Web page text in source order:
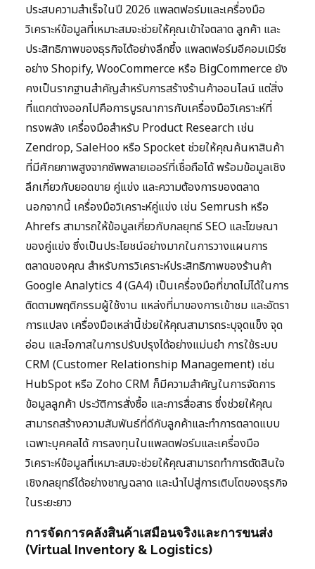
ประสบความสำเร็จในปี 2026 แพลตฟอร์มและเครื่องมือ
วิเคราะห์ข้อมูลที่เหมาะสมจะช่วยให้คุณเข้าใจตลาด ลูกค้า และ
ประสิทธิภาพของธุรกิจได้อย่างลึกซึ้ง แพลตฟอร์มอีคอมเมิร์ซ
อย่าง Shopify, WooCommerce หรือ BigCommerce ยัง
คงเป็นรากฐานสำคัญสำหรับการสร้างร้านค้าออนไลน์ แต่สิ่ง
ที่แตกต่างออกไปคือการบูรณาการกับเครื่องมือวิเคราะห์ที่
ทรงพลัง เครื่องมือสำหรับ Product Research เช่น
Zendrop, SaleHoo หรือ Spocket ช่วยให้คุณค้นหาสินค้า
ที่มีศักยภาพสูงจากซัพพลายเออร์ที่เชื่อถือได้ พร้อมข้อมูลเชิง
ลึกเกี่ยวกับยอดขาย คู่แข่ง และความต้องการของตลาด
นอกจากนี้ เครื่องมือวิเคราะห์คู่แข่ง เช่น Semrush หรือ
Ahrefs สามารถให้ข้อมูลเกี่ยวกับกลยุทธ์ SEO และโฆษณา
ของคู่แข่ง ซึ่งเป็นประโยชน์อย่างมากในการวางแผนการ
ตลาดของคุณ สำหรับการวิเคราะห์ประสิทธิภาพของร้านค้า
Google Analytics 4 (GA4) เป็นเครื่องมือที่ขาดไม่ได้ในการ
ติดตามพฤติกรรมผู้ใช้งาน แหล่งที่มาของการเข้าชม และอัตรา
การแปลง เครื่องมือเหล่านี้ช่วยให้คุณสามารถระบุจุดแข็ง จุด
อ่อน และโอกาสในการปรับปรุงได้อย่างแม่นยำ การใช้ระบบ
CRM (Customer Relationship Management) เช่น
HubSpot หรือ Zoho CRM ก็มีความสำคัญในการจัดการ
ข้อมูลลูกค้า ประวัติการสั่งซื้อ และการสื่อสาร ซึ่งช่วยให้คุณ
สามารถสร้างความสัมพันธ์ที่ดีกับลูกค้าและทำการตลาดแบบ
เฉพาะบุคคลได้ การลงทุนในแพลตฟอร์มและเครื่องมือ
วิเคราะห์ข้อมูลที่เหมาะสมจะช่วยให้คุณสามารถทำการตัดสินใจ
เชิงกลยุทธ์ได้อย่างชาญฉลาด และนำไปสู่การเติบโตของธุรกิจ
ในระยะยาว
การจัดการคลังสินค้าเสมือนจริงและการขนส่ง
(Virtual Inventory & Logistics)